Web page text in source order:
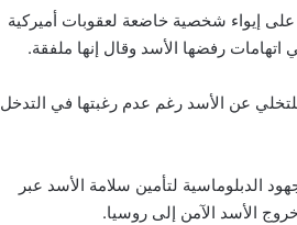
على إيواء شخصية خاضعة لعقوبات أميركية
رفضها الأسد وقال إنها ملفقة.
عن الأسد رغم عدم رغبتها في التدخل
الدبلوماسية لتأمين سلامة الأسد عبر
الأسد الآمن إلى روسيا.